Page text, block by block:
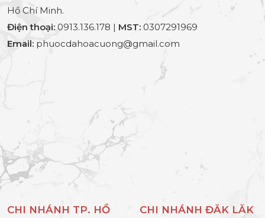
Hồ Chí Minh.
Điện thoại: 0913.136.178 | MST: 0307291969
Email: phuocdahoacuong@gmail.com
CHI NHÁNH TP. HỒ
CHI NHÁNH ĐĂK LĂK